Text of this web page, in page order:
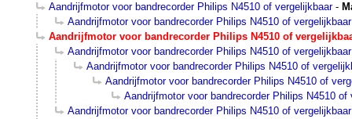
Aandrijfmotor voor bandrecorder Philips N4510 of vergelijkbaar-
Aandrijfmotor voor bandrecorder Philips N4510 of vergelijkbaar
Aandrijfmotor voor bandrecorder Philips N4510 of
Aandrijfmotor voor bandrecorder Philips N4510 of vergelijkbaar
Aandrijfmotor voor bandrecorder Philips N4510 of
Aandrijfmotor voor bandrecorder Philips N4510 of
Aandrijfmotor voor bandrecorder Philips N4510 of
Aandrijfmotor voor bandrecorder Philips N4510 of vergelijkbaar